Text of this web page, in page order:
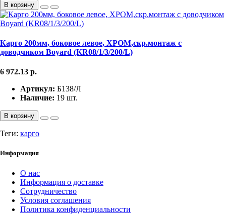
В корзину
Карго 200мм, боковое левое, ХРОМ,скр.монтаж с
доводчиком Boyard (KR08/1/3/200/L)
6 972.13 р.
Артикул: Б138/Л
Наличие: 19 шт.
В корзину
Теги: карго
Информация
О нас
Информация о доставке
Сотрудничество
Условия соглашения
Политика конфиденциальности